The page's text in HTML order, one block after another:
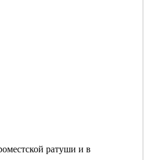
ратуши и в